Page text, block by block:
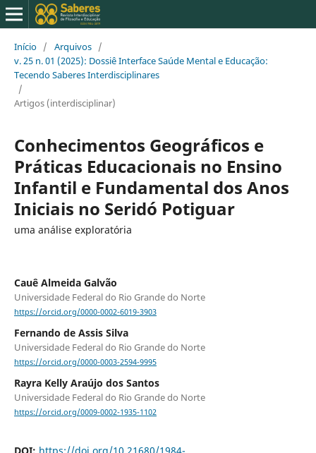
Início / Arquivos /
v. 25 n. 01 (2025): Dossiê Interface Saúde Mental e Educação:
Tecendo Saberes Interdisciplinares
/
Artigos (interdisciplinar)
Conhecimentos Geográficos e
Práticas Educacionais no Ensino
Infantil e Fundamental dos Anos
Iniciais no Seridó Potiguar
uma análise exploratória
Cauê Almeida Galvão
Universidade Federal do Rio Grande do Norte
https://orcid.org/0000-0002-6019-3903
Fernando de Assis Silva
Universidade Federal do Rio Grande do Norte
https://orcid.org/0000-0003-2594-9995
Rayra Kelly Araújo dos Santos
Universidade Federal do Rio Grande do Norte
https://orcid.org/0009-0002-1935-1102